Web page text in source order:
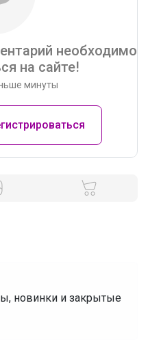
необходимо
на сайте!
минуты
новинки и закрытые